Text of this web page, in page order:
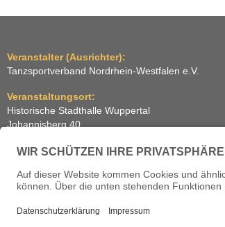
Veranstalter (Ausrichter):
Tanzsportverband Nordrhein-Westfalen e.V.
Veranstaltungsort:
Historische Stadthalle Wuppertal
Johannisberg 40
2.–5. Juli 2026 ・ 1.–4. Juli 2027 ・ 6.–9. Juli